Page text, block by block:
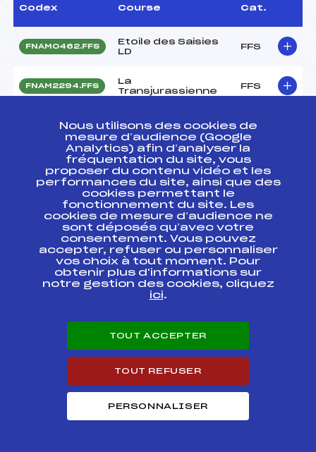
Codex Course Cat.
FNAM0462.FFS
Etoile des Saisies
LD
FFS
FNAM2294.FFS
La
Transjurassienne
FFS
FIFM0023.FFS
GRAND PRIX DES
ARDENNES
CHAMPIONNAT DE
BOURGOGNE LE 6
FEVRIER 2005
FFS
FIFM0013.FFS
GRAND PRIX DE
CHAMPAGNE
CHAMPIONNAT ILE
DE FRANCE
FFS
FNAM0048.FFS
Championnats de
France Masters
FFS
Championnats de
France Masters
MASTER Longue
FMVM0352
XONRUPT
FFS
FMVM0353.FFS FFS
Nous utilisons des cookies de
mesure d’audience (Google
Analytics) afin d’analyser la
fréquentation du site, vous
proposer du contenu vidéo et les
performances du site, ainsi que des
cookies permettant le
fonctionnement du site. Les
cookies de mesure d’audience ne
sont déposés qu’avec votre
consentement. Vous pouvez
accepter, refuser ou personnaliser
vos choix à tout moment. Pour
obtenir plus d'informations sur
notre gestion des cookies, cliquez
ici.
TOUT ACCEPTER
TOUT REFUSER
PERSONNALISER